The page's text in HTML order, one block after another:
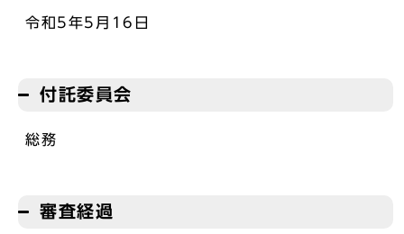
令和5年5月16日
付託委員会
総務
審査経過